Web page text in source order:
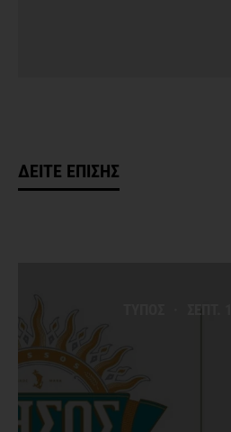
ΔΕΙΤΕ ΕΠΙΣΗΣ
ΣΕΠΤ.